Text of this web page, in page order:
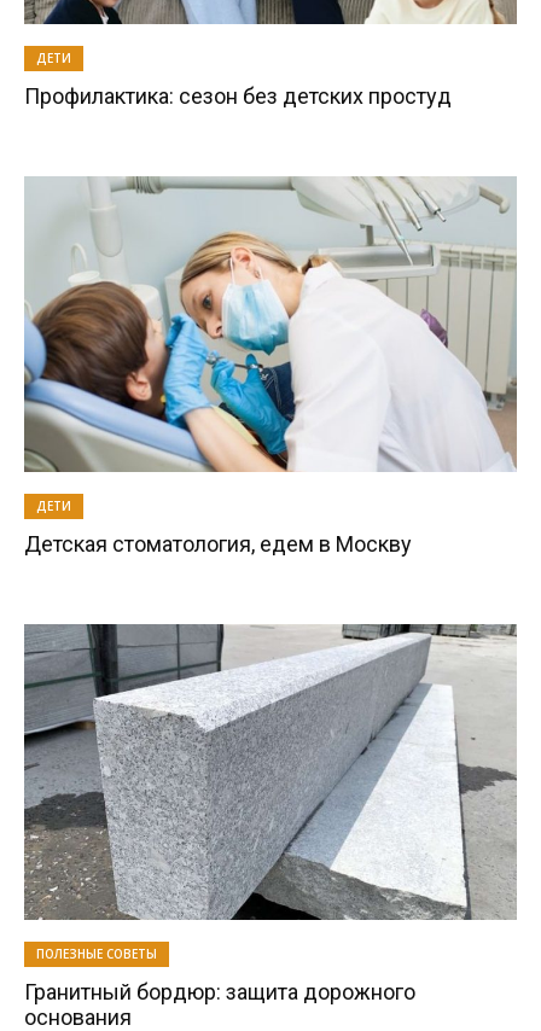
ДЕТИ
Профилактика: сезон без детских простуд
ДЕТИ
Детская стоматология, едем в Москву
ПОЛЕЗНЫЕ СОВЕТЫ
Гранитный бордюр: защита дорожного
основания